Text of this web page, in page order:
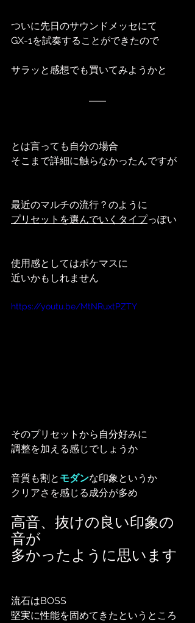
ついに先日のサウンドメッセにて
GX-1を試奏することができたので
サラッと感想でも買いてみようかと
とは言っても自分の場合
そこまで詳細に触らなかったんですが
最近のマルチの流行？のように
プリセットを選んでいくタイプっぽい
使用感としてはポケマスに
近いかもしれません
https://youtu.be/MtNRuxtPZTY
そのプリセットから自分好みに
調整を加える感じでしょうか
音質も割と モダンな印象というか
クリアさを感じる成分が多め
高音、抜けの良い印象の
音が
多かったように思います
流石はBOSS
堅実に性能を固めてきたというところ